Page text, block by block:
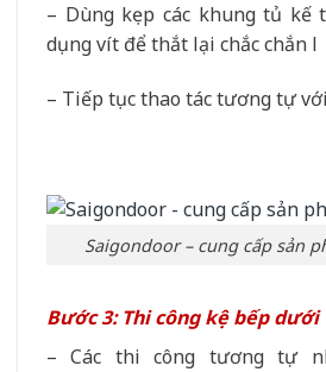
– Dùng kẹp các khung tủ kế
dụng vít để thắt lại chắc chắn l
– Tiếp tục thao tác tương tự
Saigondoor – cung cấp sản
Bước 3: Thi công kệ bếp dưới
– Các thi công tương tự